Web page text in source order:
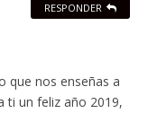
que nos enseñas a
ti un feliz año 2019,
RESPONDER